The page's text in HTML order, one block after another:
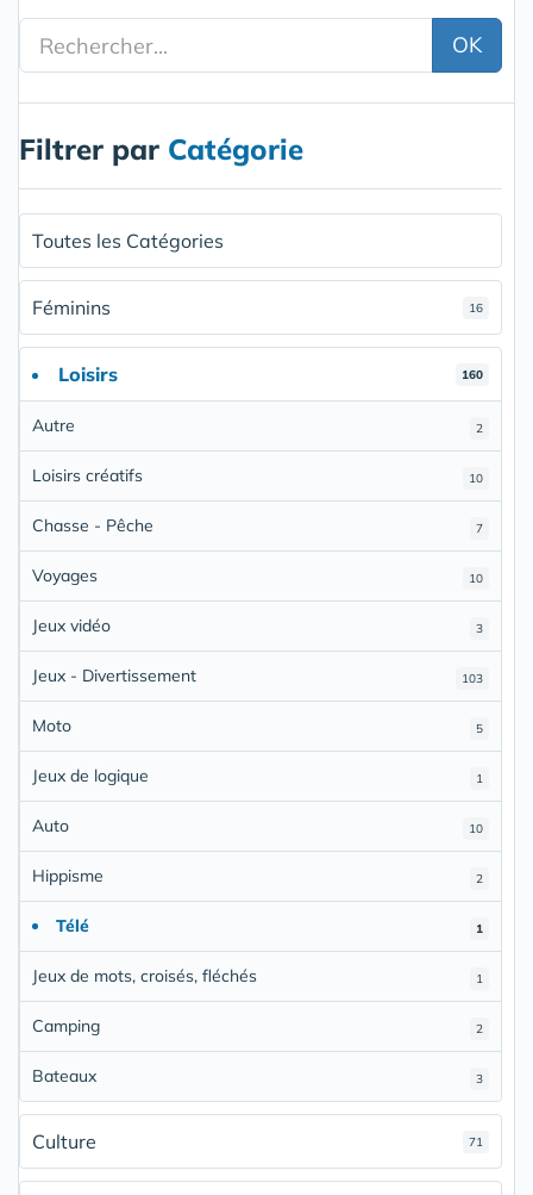
OK
Filtrer par Catégorie
Toutes les Catégories
Féminins 16
Loisirs 160
Autre 2
Loisirs créatifs 10
Chasse - Pêche 7
Voyages 10
Jeux vidéo 3
Jeux - Divertissement 103
Moto 5
Jeux de logique 1
Auto 10
Hippisme 2
Télé 1
Jeux de mots, croisés, fléchés 1
Camping 2
Bateaux 3
Culture 71